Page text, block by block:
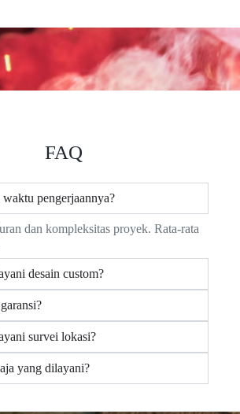
FAQ
waktu pengerjaannya?
dan kompleksitas proyek. Rata-rata
desain custom?
survei lokasi?
yang dilayani?